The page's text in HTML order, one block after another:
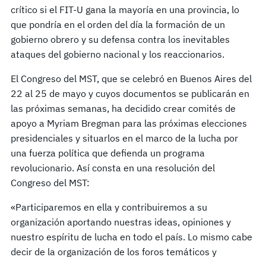
crítico si el FIT-U gana la mayoría en una provincia, lo
que pondría en el orden del día la formación de un
gobierno obrero y su defensa contra los inevitables
ataques del gobierno nacional y los reaccionarios.
El Congreso del MST, que se celebró en Buenos Aires del
22 al 25 de mayo y cuyos documentos se publicarán en
las próximas semanas, ha decidido crear comités de
apoyo a Myriam Bregman para las próximas elecciones
presidenciales y situarlos en el marco de la lucha por
una fuerza política que defienda un programa
revolucionario. Así consta en una resolución del
Congreso del MST:
«Participaremos en ella y contribuiremos a su
organización aportando nuestras ideas, opiniones y
nuestro espíritu de lucha en todo el país. Lo mismo cabe
decir de la organización de los foros temáticos y